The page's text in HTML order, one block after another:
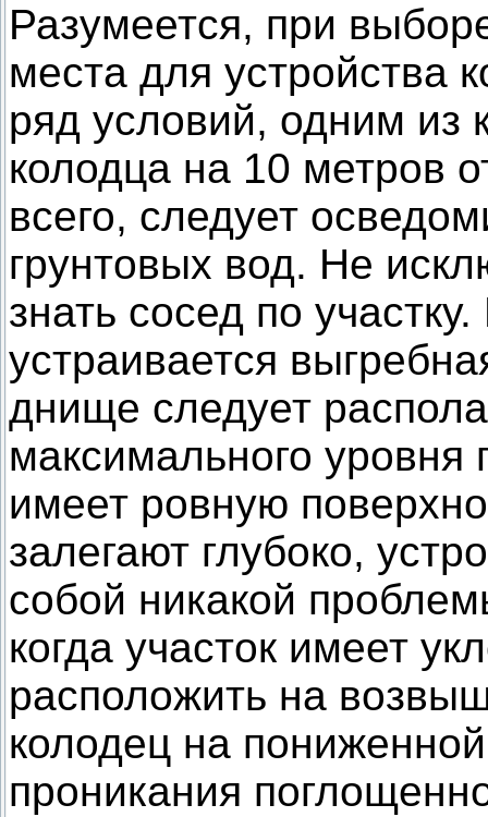
Разумеется, при
места для устройства
ряд условий, одним из
колодца на 10 метров
всего, следует
грунтовых вод. Не
знать сосед по
устраивается
днище следует
максимального уровня
имеет ровную
залегают глубоко,
собой никакой
когда участок имеет
расположить на
колодец на
проникания